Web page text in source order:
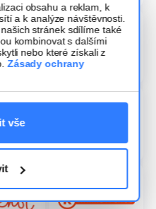
obsahu a reklam, k
a k analýze návštěvnosti.
stránek sdílíme také
kombinovat s dalšími
nebo které získali z
Zásady ochrany
vše